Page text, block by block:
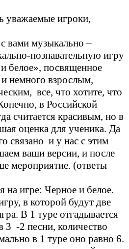
игроки,
вами музыкально –
познавательную игру
белое», посвященное
немного взрослым,
все, что хотите, что
в Российской
считается красивым, но в
оценка для ученика. Да
связано и у нас с этим
ваши версии, и после
мероприятие. (ответы
игре: Черное и белое.
в которой будут две
В 1 туре отгадывается
3 -2 песни, количество
в 1 туре оно равно 6.